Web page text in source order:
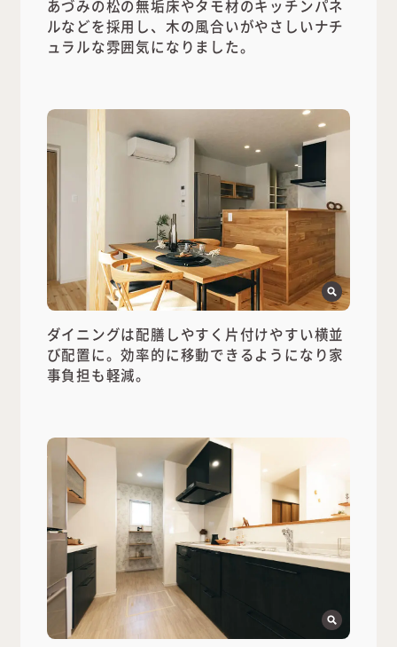
あづみの松の無垢床やタモ材のキッチンパネ
ルなどを採用し、木の風合いがやさしいナチ
ュラルな雰囲気になりました。
ダイニングは配膳しやすく片付けやすい横並
び配置に。効率的に移動できるようになり家
事負担も軽減。